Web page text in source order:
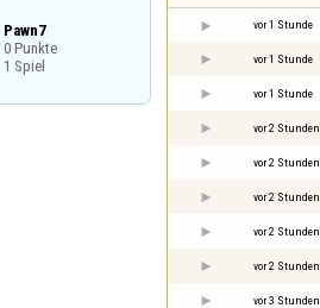
Pawn7
0 Punkte
1 Spiel
vor 1 Stunde
vor 1 Stunde
vor 1 Stunde
vor 2 Stunden
vor 2 Stunden
vor 2 Stunden
vor 2 Stunden
vor 2 Stunden
vor 3 Stunden